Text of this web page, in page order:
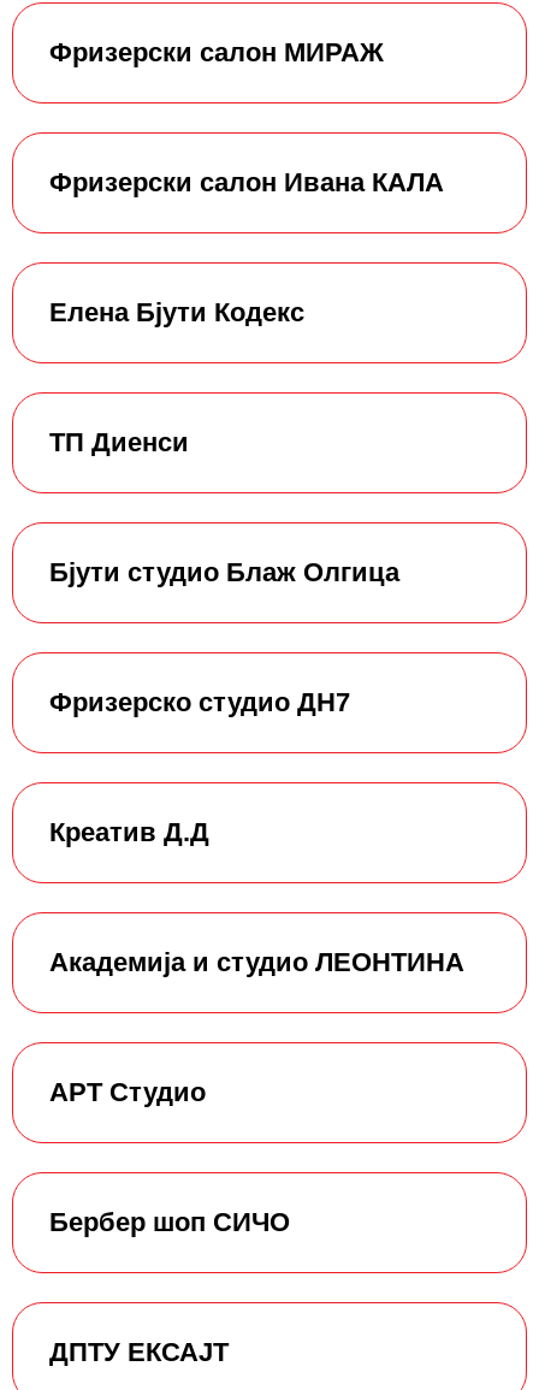
Фризерски салон МИРАЖ
Фризерски салон Ивана КАЛА
Елена Бјути Кодекс
ТП Диенси
Бјути студио Блаж Олгица
Фризерско студио ДН7
Креатив Д.Д
Академија и студио ЛЕОНТИНА
АРТ Студио
Бербер шоп СИЧО
ДПТУ ЕКСАЈТ